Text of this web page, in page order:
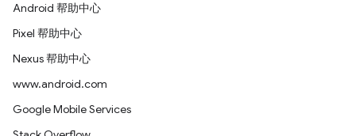
Android 帮助中心
Pixel 帮助中心
Nexus 帮助中心
www.android.com
Google Mobile Services